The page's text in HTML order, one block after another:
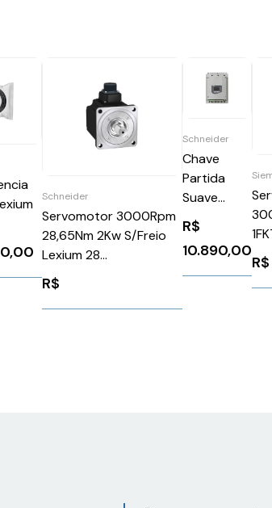
Schneider
Servomotor 3000Rpm
28,65Nm 2Kw S/Freio
Lexium 28
Bch2Mr2023*Schneider
BCH2MR2023CA6C
R$
Schneider
Chave
Partida
Suave
Trifásico
208-690V
380A
Schneider
ATS48D38Y
R$
10.890,00
R$